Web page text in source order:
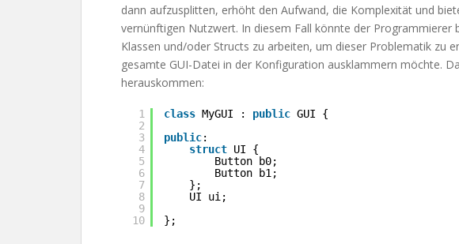
dann aufzusplitten, erhöht den Aufwand, die Komplexität und
vernünftigen Nutzwert. In diesem Fall könnte der Programmierer
Klassen und/oder Structs zu arbeiten, um dieser Problematik zu
gesamte GUI-Datei in der Konfiguration ausklammern möchte.
herauskommen:
1
2
3
4
5
6
7
8
9
10
class MyGUI : public GUI {
public:
struct UI {
Button b0;
Button b1;
};
UI ui;
};